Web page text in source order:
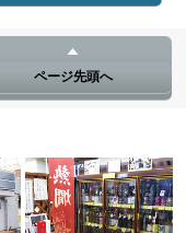
ページ先頭へ